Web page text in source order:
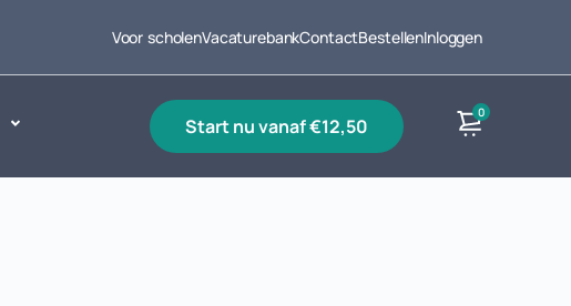
Voor scholenVacaturebankContactBestellenInloggen
start nu vanaf €12,50
0